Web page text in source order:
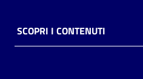
SCOPRI I CONTENUTI